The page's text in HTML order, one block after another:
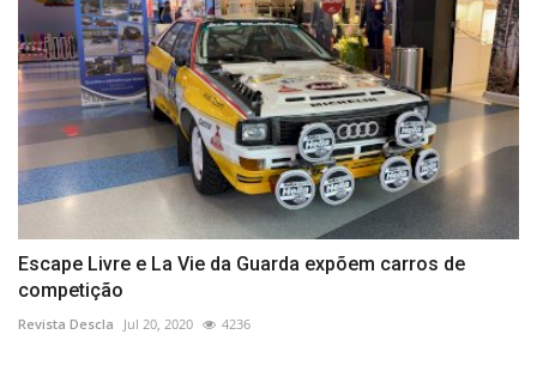
Escape Livre e La Vie da Guarda expõem carros de
competição
Revista Descla Jul 20, 2020 4236